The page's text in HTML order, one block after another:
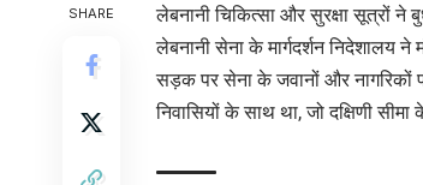
SHARE
लेबनानी चिकित्सा और सुरक्षा सूत्रों ने
लेबनानी सेना के मार्गदर्शन निदेशालय
सड़क पर सेना के जवानों और नागरिकों
निवासियों के साथ था, जो दक्षिणी